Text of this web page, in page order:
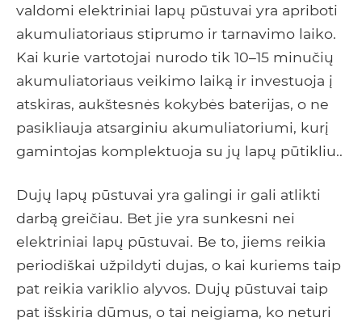
valdomi elektriniai lapų pūstuvai yra apriboti
akumuliatoriaus stiprumo ir tarnavimo laiko.
Kai kurie vartotojai nurodo tik 10–15 minučių
akumuliatoriaus veikimo laiką ir investuoja į
atskiras, aukštesnės kokybės baterijas, o ne
pasikliauja atsarginiu akumuliatoriumi, kurį
gamintojas komplektuoja su jų lapų pūtikliu..
Dujų lapų pūstuvai yra galingi ir gali atlikti
darbą greičiau. Bet jie yra sunkesni nei
elektriniai lapų pūstuvai. Be to, jiems reikia
periodiškai užpildyti dujas, o kai kuriems taip
pat reikia variklio alyvos. Dujų pūstuvai taip
pat išskiria dūmus, o tai neigiama, ko neturi